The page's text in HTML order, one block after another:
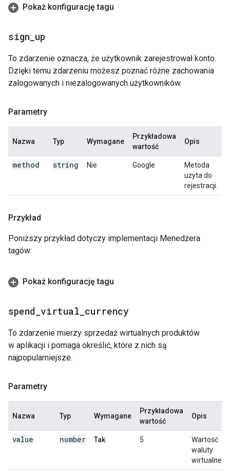
Pokaż konfigurację tagu
sign up
To zdarzenie oznacza, że użytkownik zarejestrował konto.
Dzięki temu zdarzeniu możesz poznać różne zachowania
zalogowanych i niezalogowanych użytkowników.
Parametry
Nazwa Typ Wymagane
Przykładowa
wartość
Opis
method string Nie Google
Metoda
użyta do
rejestracji.
Przykład
Poniższy przykład dotyczy implementacji Menedżera
tagów:
Pokaż konfigurację tagu
spend virtual currency
To zdarzenie mierzy sprzedaż wirtualnych produktów
w aplikacji i pomaga określić, które z nich są
najpopularniejsze.
Parametry
Nazwa Typ Wymagane
Przykładowa
wartość
Opis
value number Tak 5
Wartość
waluty
wirtualnej.